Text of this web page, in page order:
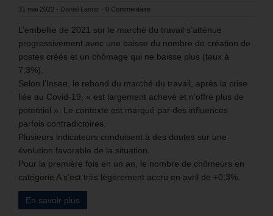
31 mai 2022 - Daniel Lamar - 0 Commentaire
L’embellie de 2021 sur le marché du travail s’atténue
progressivement avec une baisse du nombre de création de
postes créés et un chômage qui ne baisse plus (taux à
7,3%).
Selon l’Insee, le rebond du marché du travail, après la crise
liée au Covid-19, « est largement achevé et n’offre plus de
potentiel ». Le contexte est marqué par des influences
parfois contradictoires.
Plusieurs indicateurs conduisent à des doutes sur une
évolution favorable de la situation.
Pour la première fois en un an, le nombre de chômeurs en
catégorie A s’est très légèrement accru en avril de +0,3%.
En savoir plus